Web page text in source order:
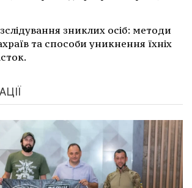
зниклих осіб: методи
та способи уникнення їхніх